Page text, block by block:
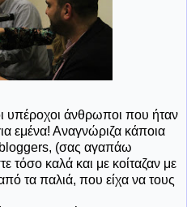
υπέροχοι άνθρωποι που ήταν
εμένα! Αναγνώριζα κάποια
(σας αγαπάω
τόσο καλά και με κοίταζαν με
τα παλιά, που είχα να τους